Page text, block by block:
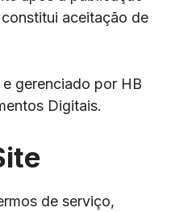
aceitação de
gerenciado por HB
Digitais.
de serviço,